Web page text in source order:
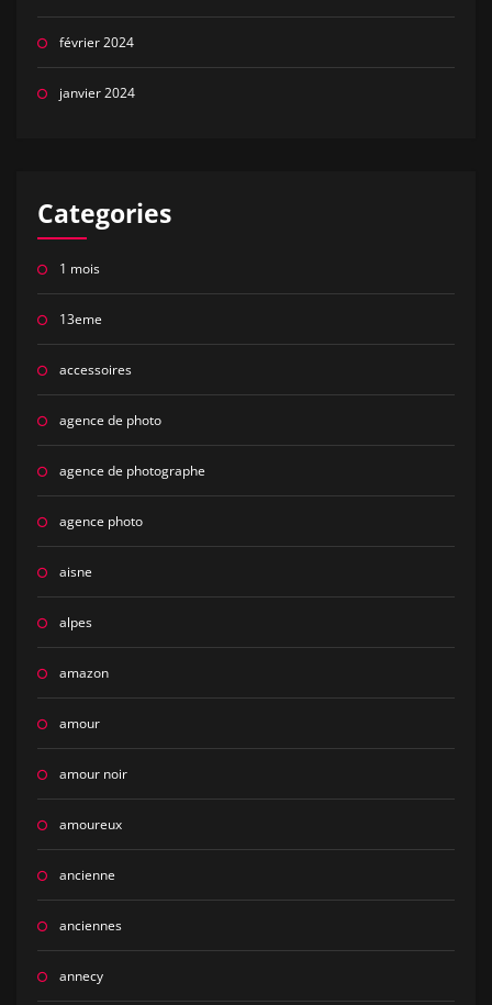
février 2024
janvier 2024
Categories
1 mois
13eme
accessoires
agence de photo
agence de photographe
agence photo
aisne
alpes
amazon
amour
amour noir
amoureux
ancienne
anciennes
annecy